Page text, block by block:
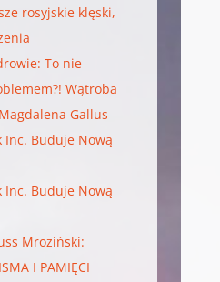
rosyjskie klęski,
To nie
Wątroba
Gallus
Inc. Buduje Nową
Inc. Buduje Nową
Mroziński:
I PAMIĘCI